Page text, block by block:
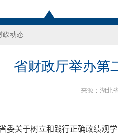
政动态
省财政厅举办第
来源： 湖北
委关于树立和践行正确政绩观